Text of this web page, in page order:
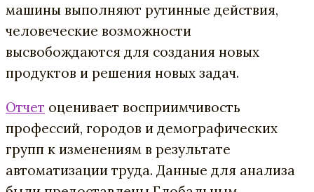
машины выполняют рутинные действия,
человеческие возможности
высвобождаются для создания новых
продуктов и решения новых задач.
Отчет оценивает восприимчивость
профессий, городов и демографических
групп к изменениям в результате
автоматизации труда. Данные для анализа